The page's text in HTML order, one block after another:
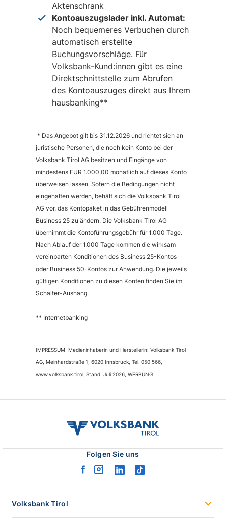
Aktenschrank
Kontoauszugslader inkl. Automat:
Noch bequemeres Verbuchen durch
automatisch erstellte
Buchungsvorschläge. Für
Volksbank-Kund:innen gibt es eine
Direktschnittstelle zum Abrufen
des Kontoauszuges direkt aus Ihrem
hausbanking**
* Das Angebot gilt bis 31.12.2026 und richtet sich an
juristische Personen, die noch kein Konto bei der
Volksbank Tirol AG besitzen und Eingänge von
mindestens EUR 1.000,00 monatlich auf dieses Konto
überweisen lassen. Sofern die Bedingungen nicht
eingehalten werden, behält sich die Volksbank Tirol
AG vor, das Kontopaket in das Gebührenmodell
Business 25 zu ändern. Die Volksbank Tirol AG
übernimmt die Kontoführungsgebühr für 1.000 Tage.
Nach Ablauf der 1.000 Tage kommen die wirksam
vereinbarten Konditionen des Business 25-Kontos
oder Business 50-Kontos zur Anwendung. Die jeweils
gültigen Konditionen zu diesen Konten finden Sie im
Schalter-Aushang.
** Internetbanking
IMPRESSUM: Medieninhaberin und Herstellerin: Volksbank Tirol
AG, Meinhardstraße 1, 6020 Innsbruck, Tel. 050 566,
www.volksbank.tirol, Stand: Juli 2026, WERBUNG
volksbank
Folgen Sie uns
facebook
instagram
linkedintiktok
Volksbank Tirol